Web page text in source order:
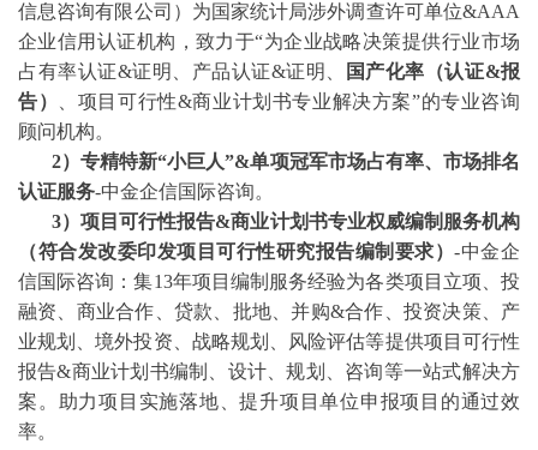
信息咨询有限公司）为国家统计局涉外调查许可单位&AAA
企业信用认证机构，致力于“为企业战略决策提供行业市场
占有率认证&证明、产品认证&证明、 国产化率（认证&报
告）
、 项目可行性&商业计划书专业解决方案”的专业咨询
顾问机构。
2）专精特新“小巨人”&单项冠军市场占有率、市场排名
认证服务-中金企信国际咨询。
3）项目可行性报告&商业计划书专业权威编制服务机构
（符合发改委印发项目可行性研究报告编制要求）-中金企
信国际咨询：集13年项目编制服务经验为各类项目立项、投
融资、商业合作、贷款、批地、并购&合作、投资决策、产
业规划、境外投资、战略规划、风险评估等提供项目可行性
报告&商业计划书编制、设计、规划、咨询等一站式解决方
案。助力项目实施落地、提升项目单位申报项目的通过效
率。